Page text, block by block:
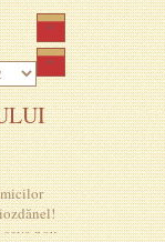
«
»
ceva nou